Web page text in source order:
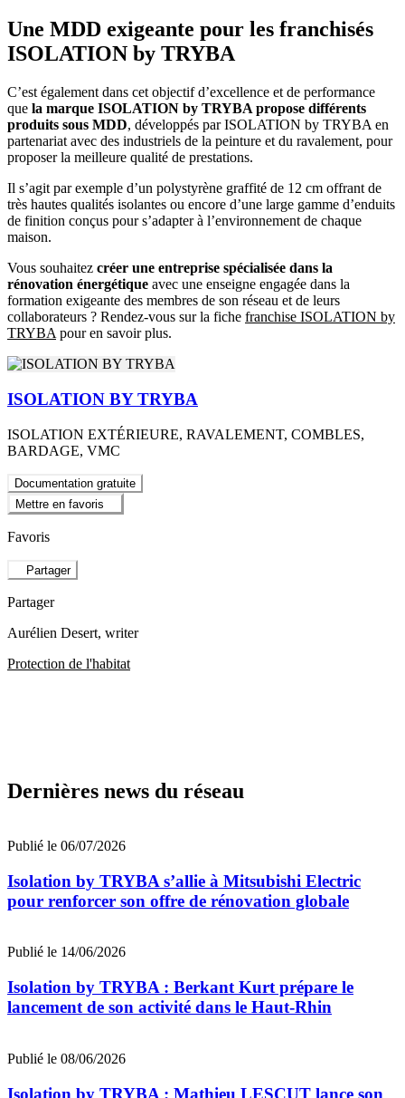
Une MDD exigeante pour les franchisés
ISOLATION by TRYBA
C’est également dans cet objectif d’excellence et de performance
que la marque ISOLATION by TRYBA propose différents
produits sous MDD, développés par ISOLATION by TRYBA en
partenariat avec des industriels de la peinture et du ravalement, pour
proposer la meilleure qualité de prestations.
Il s’agit par exemple d’un polystyrène graffité de 12 cm offrant de
très hautes qualités isolantes ou encore d’une large gamme d’enduits
de finition conçus pour s’adapter à l’environnement de chaque
maison.
Vous souhaitez créer une entreprise spécialisée dans la
rénovation énergétique avec une enseigne engagée dans la
formation exigeante des membres de son réseau et de leurs
collaborateurs ? Rendez-vous sur la fiche franchise ISOLATION by
TRYBA pour en savoir plus.
ISOLATION BY TRYBA
ISOLATION EXTÉRIEURE, RAVALEMENT, COMBLES,
BARDAGE, VMC
Documentation gratuite
Mettre en favoris
Favoris
Partager
Partager
Aurélien Desert, writer
Protection de l'habitat
Dernières news du réseau
Publié le 06/07/2026
Isolation by TRYBA s’allie à Mitsubishi Electric
pour renforcer son offre de rénovation globale
Publié le 14/06/2026
Isolation by TRYBA : Berkant Kurt prépare le
lancement de son activité dans le Haut-Rhin
Publié le 08/06/2026
Isolation by TRYBA : Mathieu LESCUT lance son